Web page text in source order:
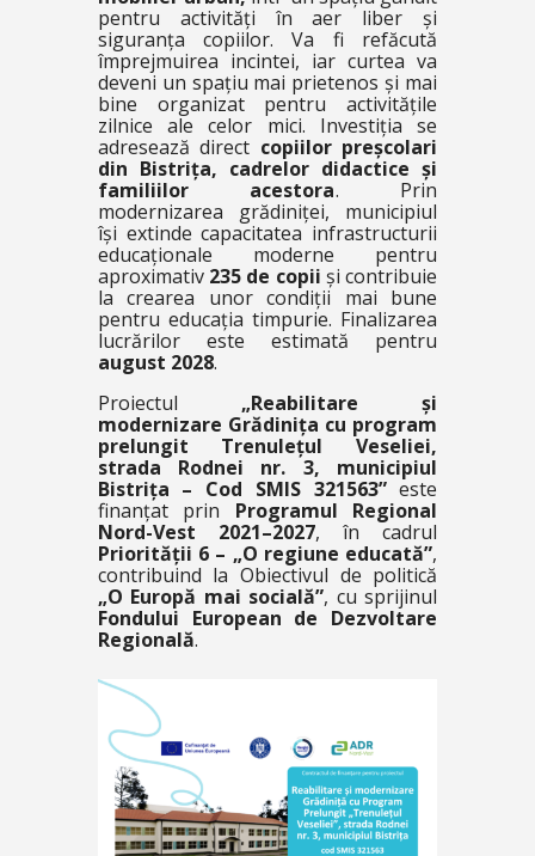
pentru activități în aer liber și
siguranța copiilor. Va fi refăcută
împrejmuirea incintei, iar curtea va
deveni un spațiu mai prietenos și mai
bine organizat pentru activitățile
zilnice ale celor mici. Investiția se
adresează direct copiilor preșcolari
din Bistrița, cadrelor didactice și
familiilor acestora. Prin
modernizarea grădiniței, municipiul
își extinde capacitatea infrastructurii
educaționale moderne pentru
aproximativ 235 de copii și contribuie
la crearea unor condiții mai bune
pentru educația timpurie. Finalizarea
lucrărilor este estimată pentru
august 2028.
Proiectul „Reabilitare și
modernizare Grădinița cu program
prelungit Trenulețul Veseliei,
strada Rodnei nr. 3, municipiul
Bistrița – Cod SMIS 321563”este
finanțat prin Programul Regional
Nord-Vest 2021–2027, în cadrul
Priorității 6 – „O regiune educată”,
contribuind la Obiectivul de politică
„O Europă mai socială”, cu sprijinul
Fondului European de Dezvoltare
Regională.